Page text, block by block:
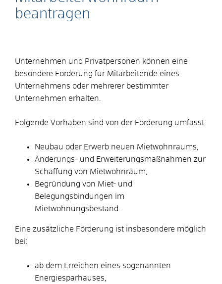
beantragen
Unternehmen und Privatpersonen können eine
besondere Förderung für Mitarbeitende eines
Unternehmens oder mehrerer bestimmter
Unternehmen erhalten.
Folgende Vorhaben sind von der Förderung umfasst:
Neubau oder Erwerb neuen Mietwohnraums,
Änderungs- und Erweiterungsmaßnahmen zur
Schaffung von Mietwohnraum,
Begründung von Miet- und
Belegungsbindungen im
Mietwohnungsbestand.
Eine zusätzliche Förderung ist insbesondere möglich
bei:
ab dem Erreichen eines sogenannten
Energiesparhauses,